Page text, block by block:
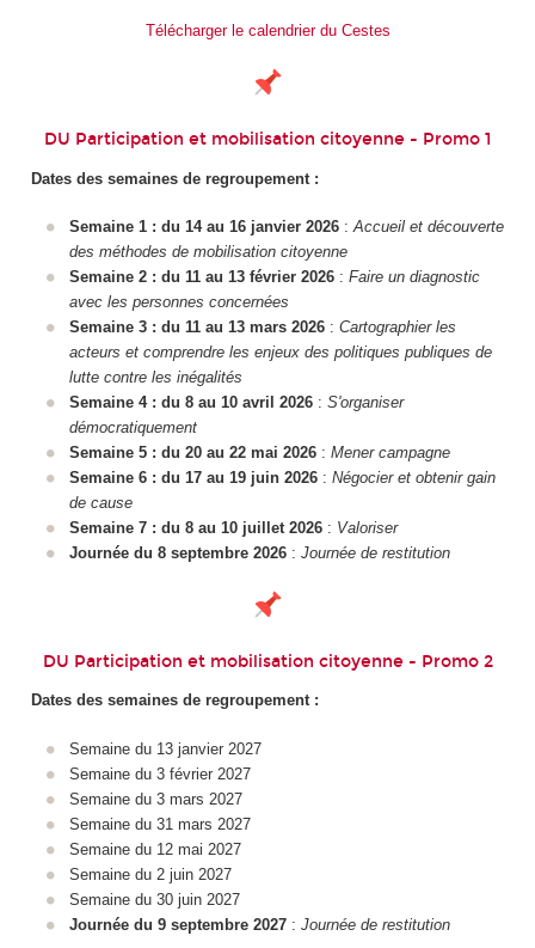
Télécharger le calendrier du Cestes
DU Participation et mobilisation citoyenne - Promo 1
Dates des semaines de regroupement :
Semaine 1 : du 14 au 16 janvier 2026 :Accueil et découverte
des méthodes de mobilisation citoyenne
Semaine 2 : du 11 au 13 février 2026 : Faire un diagnostic
avec les personnes concernées
Semaine 3 : du 11 au 13 mars 2026 : Cartographier les
acteurs et comprendre les enjeux des politiques publiques de
lutte contre les inégalités
Semaine 4 : du 8 au 10 avril 2026 : S'organiser
démocratiquement
Semaine 5 : du 20 au 22 mai 2026 : Mener campagne
Semaine 6 : du 17 au 19 juin 2026 : Négocier et obtenir gain
de cause
Semaine 7 : du 8 au 10 juillet 2026 : Valoriser
Journée du 8 septembre 2026 : Journée de restitution
DU Participation et mobilisation citoyenne - Promo 2
Dates des semaines de regroupement :
Semaine du 13 janvier 2027
Semaine du 3 février 2027
Semaine du 3 mars 2027
Semaine du 31 mars 2027
Semaine du 12 mai 2027
Semaine du 2 juin 2027
Semaine du 30 juin 2027
Journée du 9 septembre 2027 : Journée de restitution